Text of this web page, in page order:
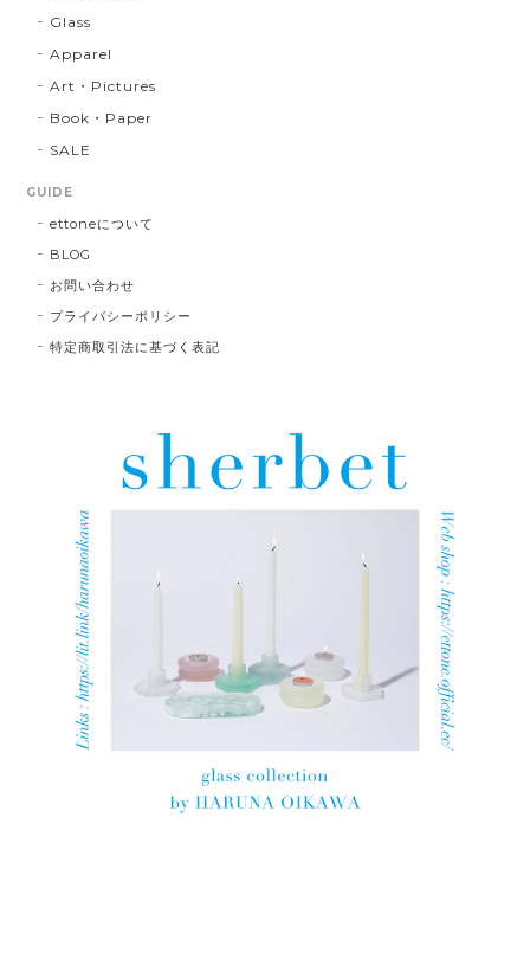
Glass
Apparel
Art・Pictures
Book・Paper
SALE
GUIDE
ettoneについて
BLOG
お問い合わせ
プライバシーポリシー
特定商取引法に基づく表記